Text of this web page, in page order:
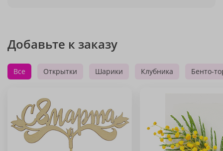
Добавьте к заказу
Все Открытки Шарики Клубника Бенто-